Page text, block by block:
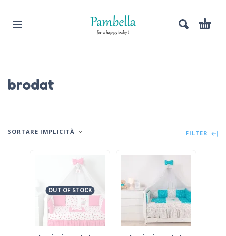
brodat
SORTARE IMPLICITĂ FILTER
OUT OF STOCK